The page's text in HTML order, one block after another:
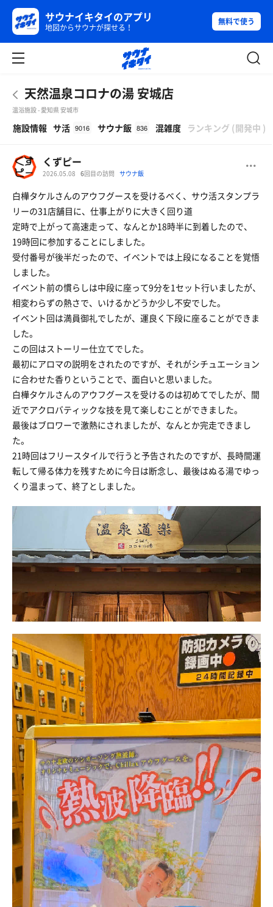
サウナイキタイのアプリ
地図からサウナが探せる！
無料で使う
天然温泉コロナの湯 安城店
温浴施設 - 愛知県 安城市
施設情報 サ活 9016 サウナ飯 836 混雑度 ランキング (開発中 )
くずピー
2026.05.08 6回目の訪問 サウナ飯
白樺タケルさんのアウフグースを受けるべく、サウ活スタンプラ
リーの31店舗目に、仕事上がりに大きく回り道
定時で上がって高速走って、なんとか18時半に到着したので、
19時回に参加することにしました。
受付番号が後半だったので、イベントでは上段になることを覚悟
しました。
イベント前の慣らしは中段に座って9分を1セット行いましたが、
相変わらずの熱さで、いけるかどうか少し不安でした。
イベント回は満員御礼でしたが、運良く下段に座ることができま
した。
この回はストーリー仕立てでした。
最初にアロマの説明をされたのですが、それがシチュエーション
に合わせた香りということで、面白いと思いました。
白樺タケルさんのアウフグースを受けるのは初めてでしたが、間
近でアクロバティックな技を見て楽しむことができました。
最後はブロワーで激熱にされましたが、なんとか完走できまし
た。
21時回はフリースタイルで行うと予告されたのですが、長時間運
転して帰る体力を残すために今日は断念し、最後はぬる湯でゆっ
くり温まって、終了としました。